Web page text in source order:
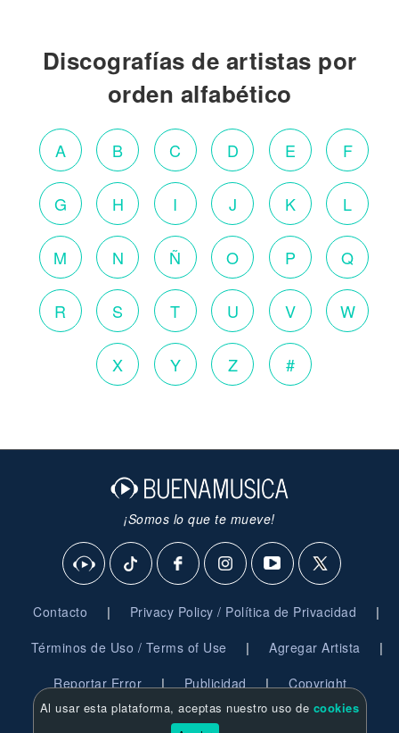
Discografías de artistas por
orden alfabético
A B C D E F
G H I J K L
M N Ñ O P Q
R S T U V W
X Y Z #
¡Somos lo que te mueve!
Contacto | Privacy Policy / Política de Privacidad |
Términos de Uso / Terms of Use | Agregar Artista |
Reportar Error | Publicidad | Copyright
© 2026 BuenaMusica.com - Derechos Reservados
Al usar esta plataforma, aceptas nuestro uso de cookies